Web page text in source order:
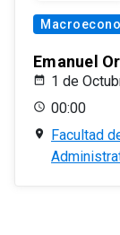
Emanuel
1 de
00:00
Facultad